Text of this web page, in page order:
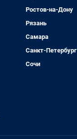
Ростов-на-Дону
Рязань
Самара
Санкт-Петербург
Сочи